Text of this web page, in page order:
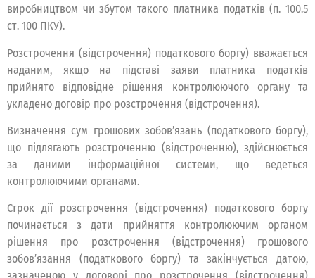
виробництвом чи збутом такого платника податків (п. 100.5
ст. 100 ПКУ).
Розстрочення (відстрочення) податкового боргу) вважається
наданим, якщо на підставі заяви платника податків
прийнято відповідне рішення контролюючого органу та
укладено договір про розстрочення (відстрочення).
Визначення сум грошових зобов’язань (податкового боргу),
що підлягають розстроченню (відстроченню), здійснюється
за даними інформаційної системи, що ведеться
контролюючими органами.
Строк дії розстрочення (відстрочення) податкового боргу
починається з дати прийняття контролюючим органом
рішення про розстрочення (відстрочення) грошового
зобов’язання (податкового боргу) та закінчується датою,